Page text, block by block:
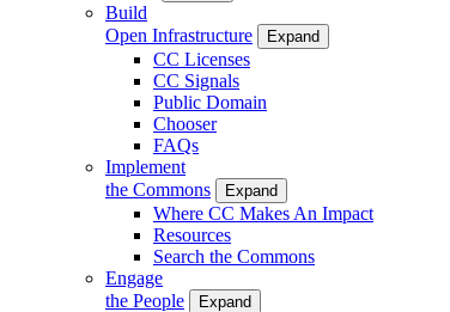
Build
Open Infrastructure
Expand
CC Licenses
CC Signals
Public Domain
Chooser
FAQs
Implement
the Commons
Expand
Where CC Makes An Impact
Resources
Search the Commons
Engage
the People
Expand